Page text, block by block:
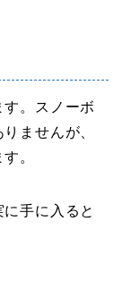
。スノーボ
ませんが、
。
手に入ると